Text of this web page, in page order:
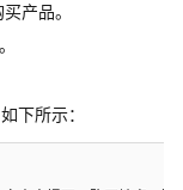
产品。
下所示：